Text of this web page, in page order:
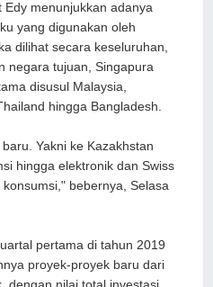
Edy menunjukkan adanya
yang digunakan oleh
dilihat secara keseluruhan,
negara tujuan, Singapura
disusul Malaysia,
hingga Bangladesh.
Yakni ke Kazakhstan
hingga elektronik dan Swiss
bebernya, Selasa
pertama di tahun 2019
proyek-proyek baru dari